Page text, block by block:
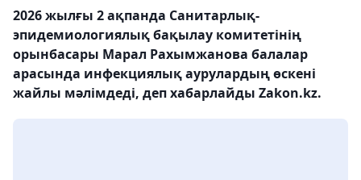
2026 жылғы 2 ақпанда Санитарлық-
эпидемиологиялық бақылау комитетінің
орынбасары Марал Рахымжанова балалар
арасында инфекциялық аурулардың өскені
жайлы мәлімдеді, деп хабарлайды Zakon.kz.